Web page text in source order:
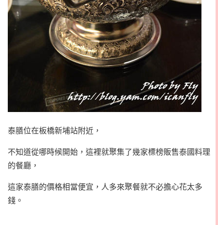
泰膳位在板橋新埔站附近，
不知道從哪時候開始，這裡就聚集了幾家標榜販售泰國料理
的餐廳，
這家泰膳的價格相當便宜，人多來聚餐就不必擔心花太多
錢。